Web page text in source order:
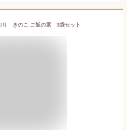
り きのこ ご飯の素 3袋セット